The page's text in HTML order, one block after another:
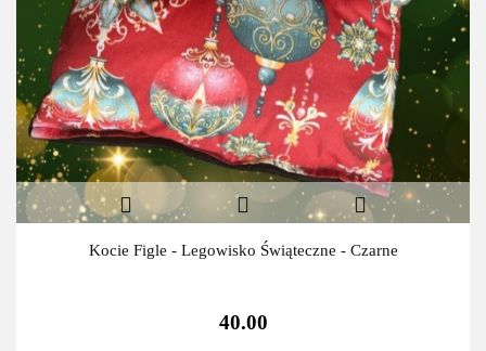
Kocie Figle - Legowisko Świąteczne - Czarne
40.00